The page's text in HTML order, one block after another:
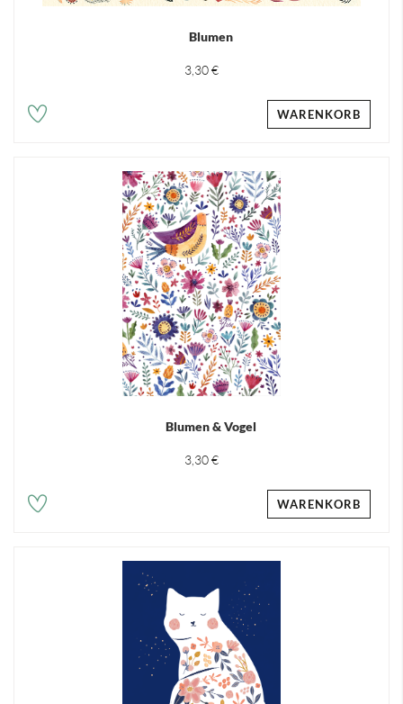
Blumen
3,30 €
WARENKORB
Blumen & Vogel
3,30 €
WARENKORB